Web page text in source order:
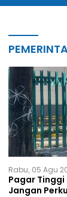
Rabu, 05 Agu
Pagar Tinggi
Jangan